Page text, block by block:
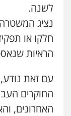
לשנה.
נציג
חלקו או
הראיות
עם זאת
החוקרים
האחרונים,